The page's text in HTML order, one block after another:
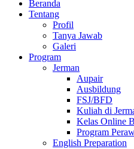
Beranda
Tentang
Profil
Tanya Jawab
Galeri
Program
Jerman
Aupair
Ausbildung
FSJ/BFD
Kuliah di
Kelas Online
Program
English Preparation